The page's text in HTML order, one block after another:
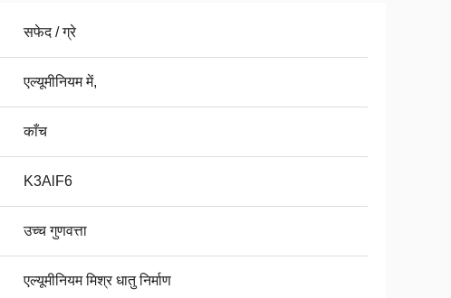
सफेद / ग्रे
एल्यूमीनियम में,
काँच
K3AlF6
उच्च गुणवत्ता
एल्यूमीनियम मिश्र धातु निर्माण